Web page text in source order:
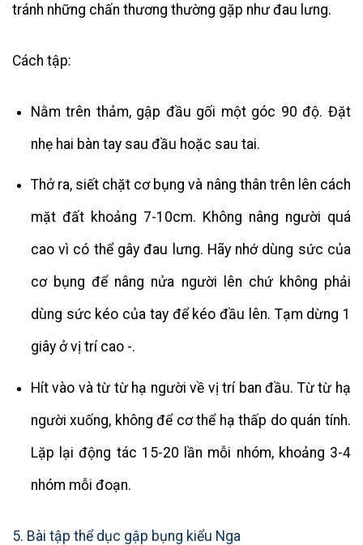
tránh những chấn thương thường gặp như đau lưng.
Cách tập:
Nằm trên thảm, gập đầu gối một góc 90 độ. Đặt
nhẹ hai bàn tay sau đầu hoặc sau tai.
Thở ra, siết chặt cơ bụng và nâng thân trên lên cách
mặt đất khoảng 7-10cm. Không nâng người quá
cao vì có thể gây đau lưng. Hãy nhớ dùng sức của
cơ bụng để nâng nửa người lên chứ không phải
dùng sức kéo của tay để kéo đầu lên. Tạm dừng 1
giây ở vị trí cao -.
Hít vào và từ từ hạ người về vị trí ban đầu. Từ từ hạ
người xuống, không để cơ thể hạ thấp do quán tính.
Lặp lại động tác 15-20 lần mỗi nhóm, khoảng 3-4
nhóm mỗi đoạn.
5. Bài tập thể dục gập bụng kiểu Nga